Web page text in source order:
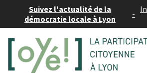
Suivez l'actualité de la
démocratie locale à Lyon
-